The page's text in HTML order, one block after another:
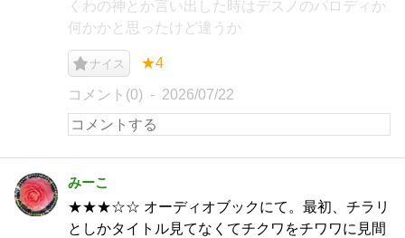
くわの神とか言い出した時はデスノのパロディか
何かかと思ったけど違うか
ナイス ★4
コメント(0) 2026/07/22
みーこ
★★★☆☆ オーディオブックにて。最初、チラリ
としかタイトル見てなくてチクワをチワワに見間